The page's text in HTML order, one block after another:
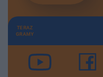
TERAZ
GRAMY